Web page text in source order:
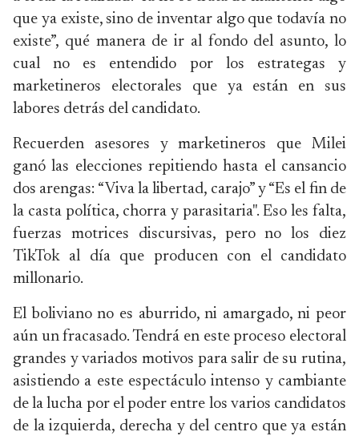
que ya existe, sino de inventar algo que todavía no
existe”, qué manera de ir al fondo del asunto, lo
cual no es entendido por los estrategas y
marketineros electorales que ya están en sus
labores detrás del candidato.
Recuerden asesores y marketineros que Milei
ganó las elecciones repitiendo hasta el cansancio
dos arengas: “Viva la libertad, carajo” y “Es el fin de
la casta política, chorra y parasitaria". Eso les falta,
fuerzas motrices discursivas, pero no los diez
TikTok al día que producen con el candidato
millonario.
El boliviano no es aburrido, ni amargado, ni peor
aún un fracasado. Tendrá en este proceso electoral
grandes y variados motivos para salir de su rutina,
asistiendo a este espectáculo intenso y cambiante
de la lucha por el poder entre los varios candidatos
de la izquierda, derecha y del centro que ya están